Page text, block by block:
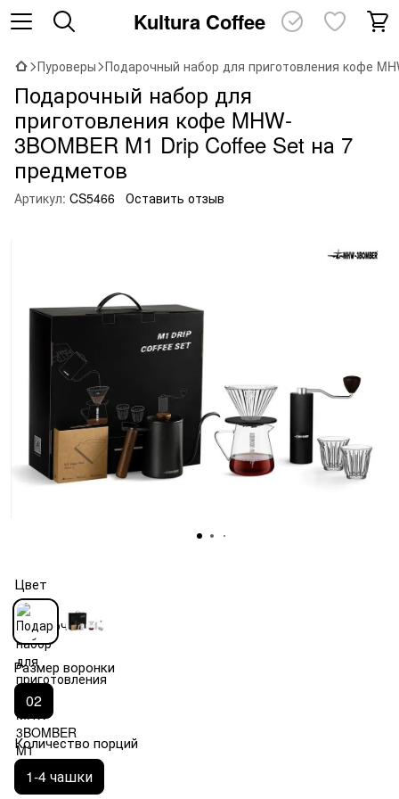
Kultura Coffee
Пуроверы Подарочный набор для приготовления кофе
Подарочный набор для
приготовления кофе MHW-
3BOMBER M1 Drip Coffee Set на 7
предметов
Артикул: CS5466 Оставить отзыв
Цвет
Размер воронки
02
Количество порций
1-4 чашки